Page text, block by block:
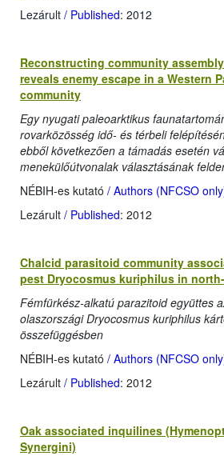
Lezárult / Published: 2012
Reconstructing community
reveals enemy escape in a Western
community
Egy nyugati paleoarktikus
rovarközösség idő- és térbeli
ebből következően a támadás esetén
menekülőútvonalak választásának
NÉBIH-es kutató / Authors (NFCSO
Lezárult / Published: 2012
Chalcid parasitoid community
pest Dryocosmus kuriphilus in
Fémfürkész-alkatú parazitoid együttes
olaszországi Dryocosmus kuriphilus
összefüggésben
NÉBIH-es kutató / Authors (NFCSO
Lezárult / Published: 2012
Oak associated inquilines
Synergini)